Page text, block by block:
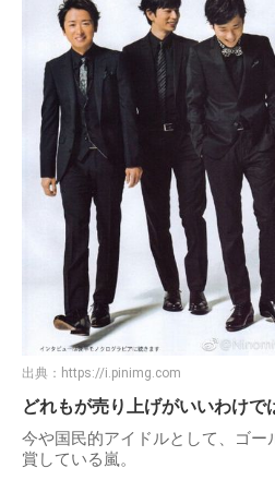
出典： https://i.pinimg.com
どれもが売り上げがいいわけで
今や国民的アイドルとして、ゴー
賞している嵐。